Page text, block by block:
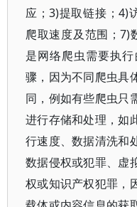
应；3)提取链接；4)
爬取速度及范围；7)
是网络爬虫需要执
骤，因为不同爬虫具
同，例如有些爬虫只
进行存储和处理，如
行速度、数据清洗和
数据侵权或犯罪、虚
权或知识产权犯罪，